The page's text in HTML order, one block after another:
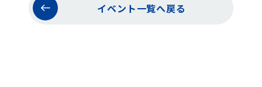
イベント一覧へ戻る